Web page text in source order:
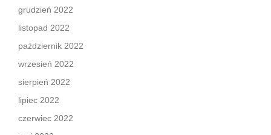
grudzień 2022
listopad 2022
październik 2022
wrzesień 2022
sierpień 2022
lipiec 2022
czerwiec 2022